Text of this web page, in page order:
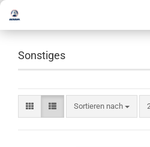
Sonstiges
Sortieren nach